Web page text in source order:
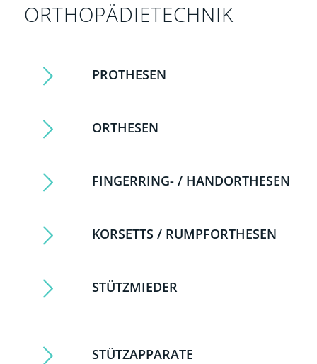
ORTHOPÄDIETECHNIK
PROTHESEN
ORTHESEN
FINGERRING- / HANDORTHESEN
KORSETTS / RUMPFORTHESEN
STÜTZMIEDER
STÜTZAPPARATE